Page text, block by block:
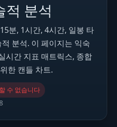
적 분석
분, 1시간, 4시간, 일봉 타
분석. 이 페이지는 익숙
시간 지표 매트릭스, 종합
한 캔들 차트.
수 없습니다